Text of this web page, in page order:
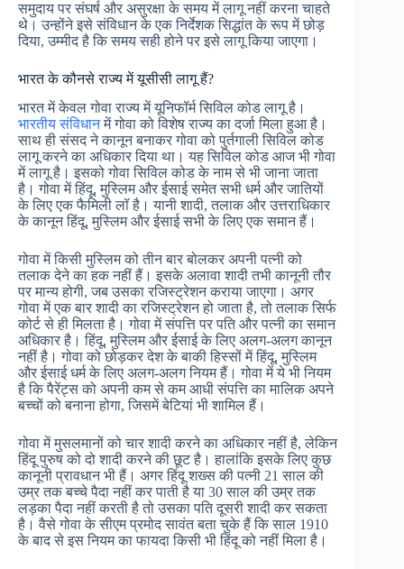
समुदाय पर संघर्ष और असुरक्षा के समय में लागू नहीं करना चाहते
थे। उन्होंने इसे संविधान के एक निर्देशक सिद्धांत के रूप में छोड़
दिया, उम्मीद है कि समय सही होने पर इसे लागू किया जाएगा।
भारत के कौनसे राज्य में यूसीसी लागू हैं?
भारत में केवल गोवा राज्य में यूनिफॉर्म सिविल कोड लागू है।
भारतीय संविधानमें गोवा को विशेष राज्य का दर्जा मिला हुआ है।
साथ ही संसद ने कानून बनाकर गोवा को पुर्तगाली सिविल कोड
लागू करने का अधिकार दिया था। यह सिविल कोड आज भी गोवा
में लागू है। इसको गोवा सिविल कोड के नाम से भी जाना जाता
है। गोवा में हिंदू, मुस्लिम और ईसाई समेत सभी धर्म और जातियों
के लिए एक फैमिली लॉ है। यानी शादी, तलाक और उत्तराधिकार
के कानून हिंदू, मुस्लिम और ईसाई सभी के लिए एक समान हैं।
गोवा में किसी मुस्लिम को तीन बार बोलकर अपनी पत्नी को
तलाक देने का हक नहीं हैं। इसके अलावा शादी तभी कानूनी तौर
पर मान्य होगी, जब उसका रजिस्ट्रेशन कराया जाएगा। अगर
गोवा में एक बार शादी का रजिस्ट्रेशन हो जाता है, तो तलाक सिर्फ
कोर्ट से ही मिलता है। गोवा में संपत्ति पर पति और पत्नी का समान
अधिकार है। हिंदू, मुस्लिम और ईसाई के लिए अलग-अलग कानून
नहीं है। गोवा को छोड़कर देश के बाकी हिस्सों में हिंदू, मुस्लिम
और ईसाई धर्म के लिए अलग-अलग नियम हैं। गोवा में ये भी नियम
है कि पैरेंट्स को अपनी कम से कम आधी संपत्ति का मालिक अपने
बच्चों को बनाना होगा, जिसमें बेटियां भी शामिल हैं।
गोवा में मुसलमानों को चार शादी करने का अधिकार नहीं है, लेकिन
हिंदू पुरुष को दो शादी करने की छूट है। हालांकि इसके लिए कुछ
कानूनी प्रावधान भी हैं। अगर हिंदू शख्स की पत्नी 21 साल की
उम्र तक बच्चे पैदा नहीं कर पाती है या 30 साल की उम्र तक
लड़का पैदा नहीं करती है तो उसका पति दूसरी शादी कर सकता
है। वैसे गोवा के सीएम प्रमोद सावंत बता चुके हैं कि साल 1910
के बाद से इस नियम का फायदा किसी भी हिंदू को नहीं मिला है।